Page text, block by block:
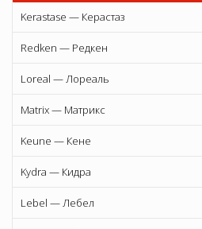
Kerastase — Керастаз
Redken — Редкен
Loreal — Лореаль
Matrix — Матрикс
Keune — Кене
Kydra — Кидра
Lebel — Лебел